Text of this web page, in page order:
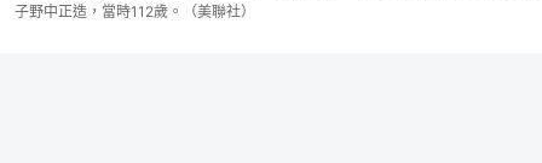
子野中正造，當時112歲。（美聯社）